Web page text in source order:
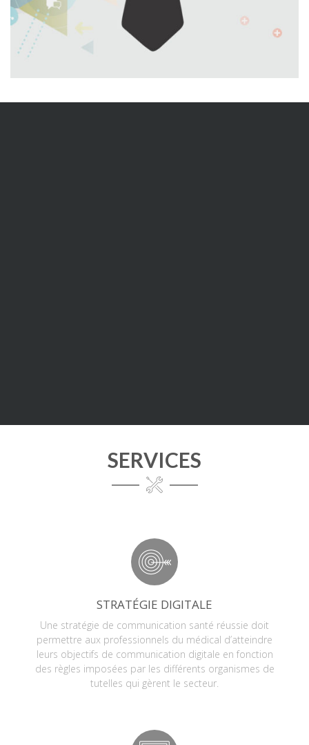
SERVICES
STRATÉGIE DIGITALE
Une stratégie de communication santé réussie doit
permettre aux professionnels du médical d’atteindre
leurs objectifs de communication digitale en fonction
des règles imposées par les différents organismes de
tutelles qui gèrent le secteur.